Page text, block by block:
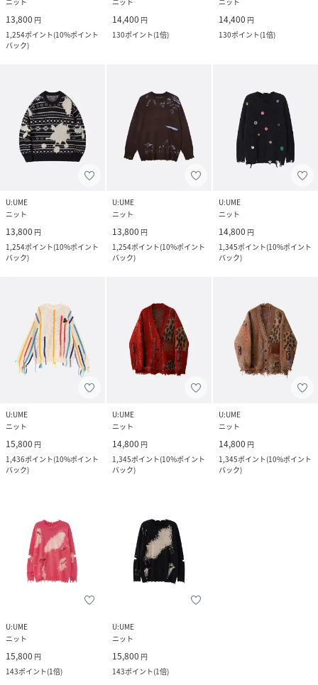
13,800 円
1,254ポイント(10%ポイント
バック)
14,400 円
130ポイント(1倍)
14,400 円
130ポイント(1倍)
U:UME
ニット
13,800 円
1,254ポイント(10%ポイント
バック)
U:UME
ニット
13,800 円
1,254ポイント(10%ポイント
バック)
U:UME
ニット
14,800 円
1,345ポイント(10%ポイント
バック)
U:UME
ニット
15,800 円
1,436ポイント(10%ポイント
バック)
U:UME
ニット
14,800 円
1,345ポイント(10%ポイント
バック)
U:UME
ニット
14,800 円
1,345ポイント(10%ポイント
バック)
U:UME
ニット
15,800 円
143ポイント(1倍)
U:UME
ニット
15,800 円
143ポイント(1倍)